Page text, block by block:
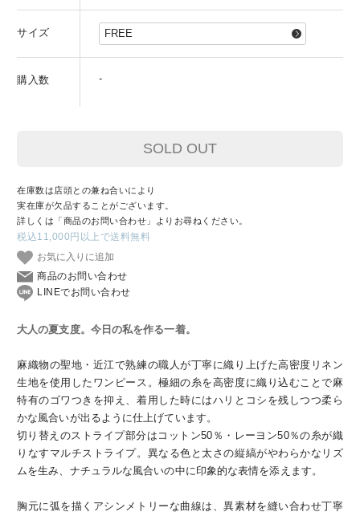
サイズ
購入数 -
SOLD OUT
在庫数は店頭との兼ね合いにより
実在庫が欠品することがございます。
詳しくは「商品のお問い合わせ」よりお尋ねください。
税込11,000円以上で送料無料
お気に入りに追加
商品のお問い合わせ
LINEでお問い合わせ
大人の夏支度。今日の私を作る一着。
麻織物の聖地・近江で熟練の職人が丁寧に織り上げた高密度リネン
生地を使用したワンピース。極細の糸を高密度に織り込むことで麻
特有のゴワつきを抑え、着用した時にはハリとコシを残しつつ柔ら
かな風合いが出るように仕上げています。
切り替えのストライプ部分はコットン50％・レーヨン50％の糸が織
りなすマルチストライプ。異なる色と太さの縦縞がやわらかなリズ
ムを生み、ナチュラルな風合いの中に印象的な表情を添えます。
胸元に弧を描くアシンメトリーな曲線は、異素材を縫い合わせ丁寧